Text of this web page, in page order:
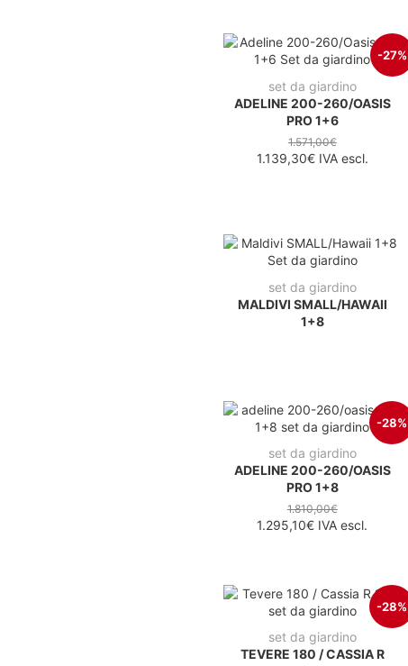
-27%
set da giardino
ADELINE 200-260/OASIS
PRO 1+6
1.571,00€
1.139,30€IVA escl.
set da giardino
MALDIVI SMALL/HAWAII
1+8
-28%
set da giardino
ADELINE 200-260/OASIS
PRO 1+8
1.810,00€
1.295,10€ IVA escl.
-28%
set da giardino
TEVERE 180 / CASSIA R